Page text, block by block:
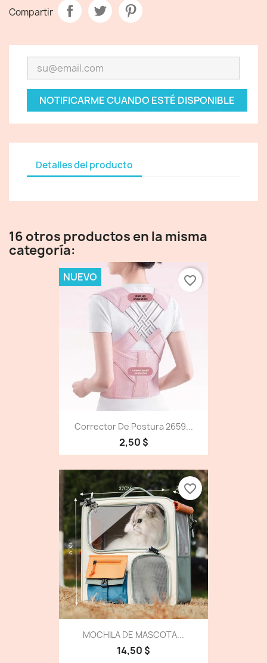
Compartir
NOTIFICARME CUANDO ESTÉ DISPONIBLE
Detalles del producto
16 otros productos en la misma
categoría:
Corrector De Postura 2659...
2,50 $
NUEVO favorite_border
MOCHILA DE MASCOTA...
14,50 $
favorite_border